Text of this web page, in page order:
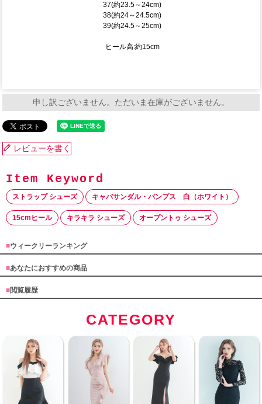
37(約23.5～24cm)
38(約24～24.5cm)
39(約24.5～25cm)
ヒール高:約15cm
申し訳ございません。ただいま在庫がございません。
レビューを書く
ストラップ シューズ キャバサンダル・パンプス 白（ホワイト）
15cmヒール キラキラ シューズ オープントゥ シューズ
■ウィークリーランキング
■あなたにおすすめの商品
■閲覧履歴
CATEGORY